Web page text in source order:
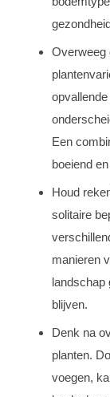
Overweeg
Een
boeiend
Houd
solitaire
manieren
landschap
blijven.
Denk na
planten.
voegen,